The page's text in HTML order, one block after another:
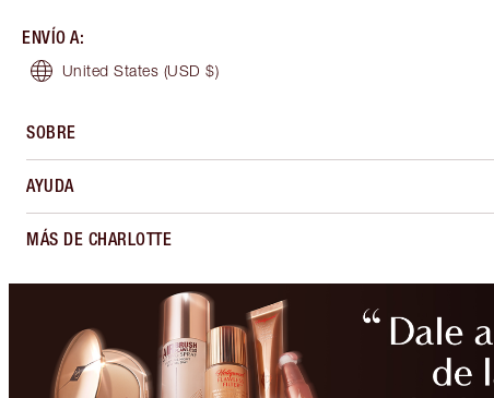
ENVÍO A:
United States (USD $)
SOBRE
AYUDA
MÁS DE CHARLOTTE